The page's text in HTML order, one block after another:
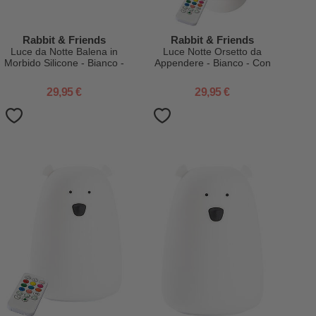
Rabbit & Friends
Luce da Notte Balena in
Morbido Silicone - Bianco -
29,95 €
Rabbit & Friends
Luce Notte Orsetto da
Appendere - Bianco - Con
29,95 €